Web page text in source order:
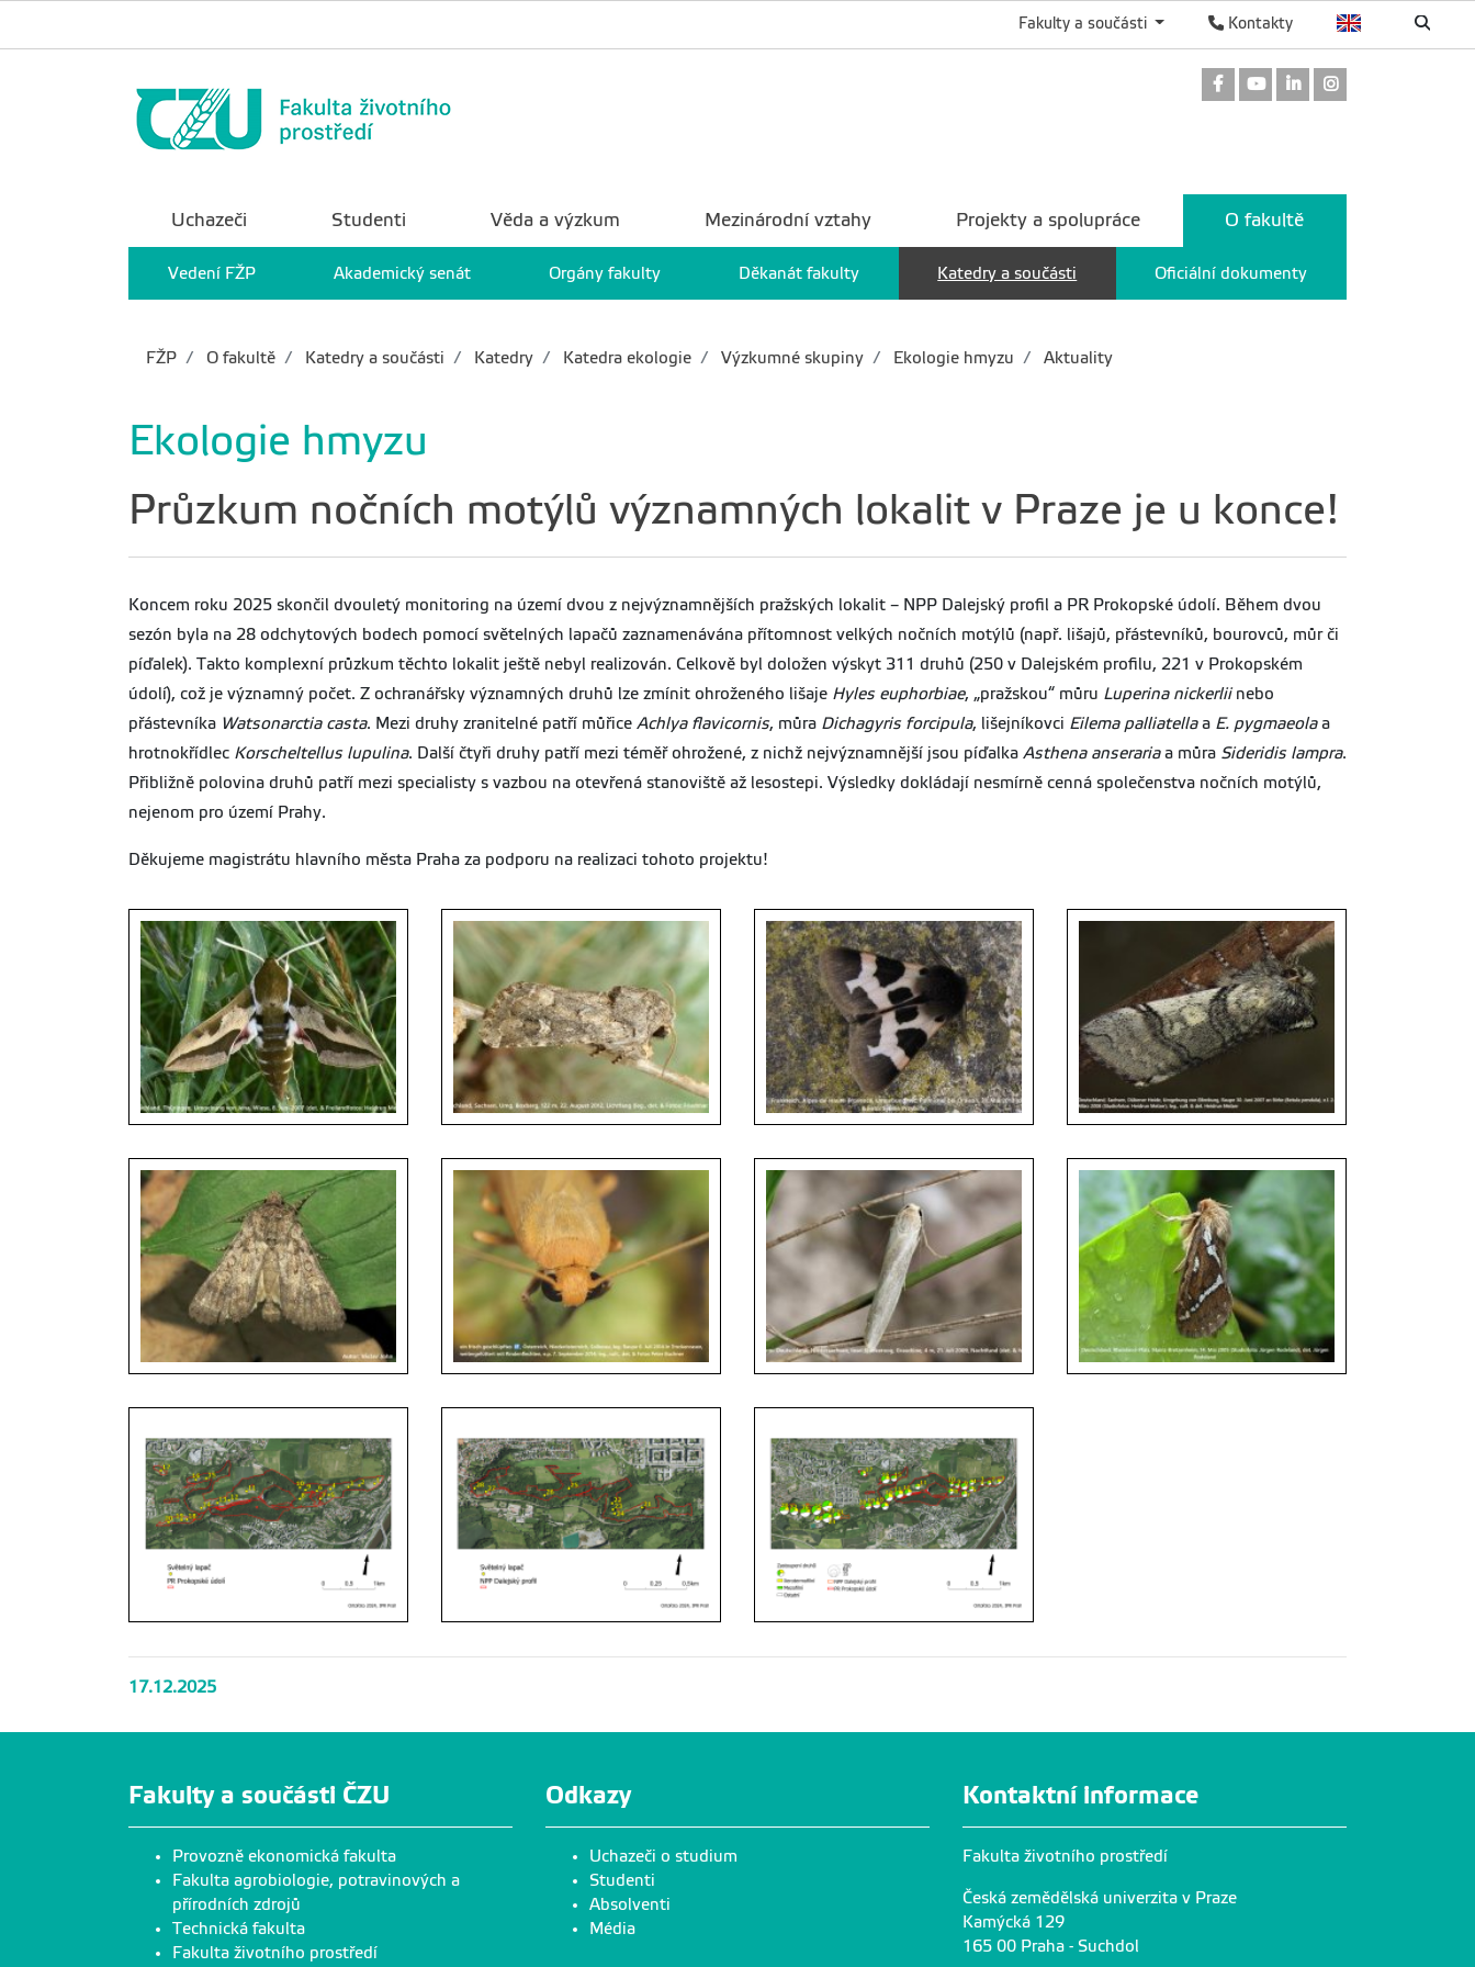
Kontakty
Fakulty a součásti
Odkaz na Facebook
Odkaz na Youtube
Odkaz na LinkedIn
Uchazeči Studenti Věda a výzkum Mezinárodní vztahy Projekty a spolupráce O fakultě
Vedení FŽP Akademický senát Orgány fakulty Děkanát fakulty Katedry a součásti Oficiální dokumenty
FŽP O fakultě Katedry a součásti Katedry Katedra ekologie Výzkumné skupiny Ekologie hmyzu Aktuality
Ekologie hmyzu
Průzkum nočních motýlů významných lokalit v Praze je u konce!
Koncem roku 2025 skončil dvouletý monitoring na území dvou z nejvýznamnějších pražských lokalit – NPP Dalejský profil a PR Prokopské údolí. Během dvou
sezón byla na 28 odchytových bodech pomocí světelných lapačů zaznamenávána přítomnost velkých nočních motýlů (např. lišajů, přástevníků, bourovců, můr či
píďalek). Takto komplexní průzkum těchto lokalit ještě nebyl realizován. Celkově byl doložen výskyt 311 druhů (250 v Dalejském profilu, 221 v Prokopském
údolí), což je významný počet. Z ochranářsky významných druhů lze zmínit ohroženého lišaje Hyles euphorbiae, „pražskou“ můru Luperina nickerliinebo
přástevníka Watsonarctia casta. Mezi druhy zranitelné patří můřice Achlya flavicornis, můra Dichagyris forcipula, lišejníkovci Eilema palliatellaa E. pygmaeolaa
hrotnokřídlec Korscheltellus lupulina. Další čtyři druhy patří mezi téměř ohrožené, z nichž nejvýznamnější jsou píďalka Asthena anserariaa můra Sideridis lampra.
Přibližně polovina druhů patří mezi specialisty s vazbou na otevřená stanoviště až lesostepi. Výsledky dokládají nesmírně cenná společenstva nočních motýlů,
nejenom pro území Prahy.
Děkujeme magistrátu hlavního města Praha za podporu na realizaci tohoto projektu!
17.12.2025
Fakulty a součásti ČZU
Provozně ekonomická fakulta
Fakulta agrobiologie, potravinových a
přírodních zdrojů
Technická fakulta
Fakulta životního prostředí
Odkazy
Uchazeči o studium
Studenti
Absolventi
Média
Kontaktní informace
Fakulta životního prostředí
Česká zemědělská univerzita v Praze
Kamýcká 129
165 00 Praha - Suchdol